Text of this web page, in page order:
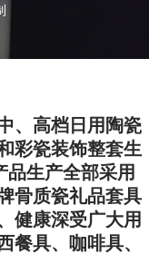
、高档日用陶瓷
彩瓷装饰整套生
品生产全部采用
骨质瓷礼品套具
健康深受广大用
餐具、咖啡具、